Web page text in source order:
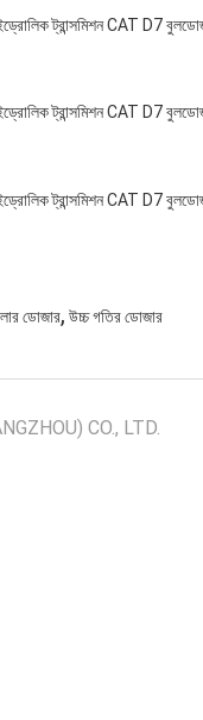
ডোজার, উচ্চ গতির ডোজার
CO., LTD.